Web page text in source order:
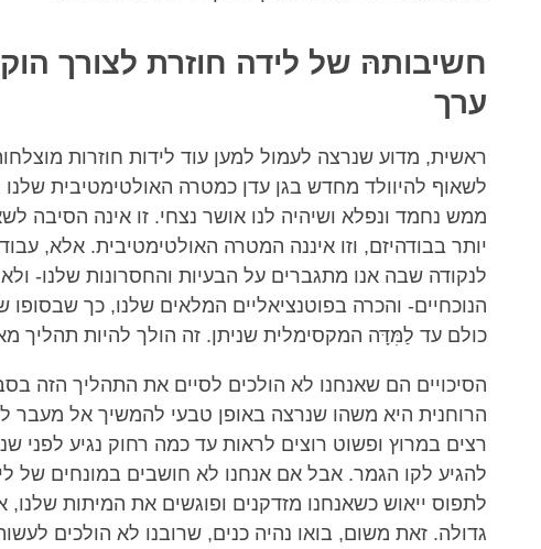
חשיבותהּ של לידה חוזרת לצורך
ערך
ראשית, מדוע שנרצה לעמול למען עוד לידות חוזרות
לשאוף להיוולד מחדש בגן עדן כמטרה האולטימטיבית
ממש נחמד ונפלא ושיהיה לנו אושר נצחי. זו אינה הסיבה
יותר בבודהיזם, וזו איננה המטרה האולטימטיבית. אלא,
לנקודה שבה אנו מתגברים על הבעיות והחסרונות שלנו-
הנוכחיים- והכרה בפוטנציאליים המלאים שלנו, כך שבסופו
כולם עד לַמִּדָּה המקסימלית שניתן. זה הולך להיות תהליך
הסיכויים הם שאנחנו לא הולכים לסיים את התהליך הזה
הרוחנית היא משהו שנרצה באופן טבעי להמשיך אל מעבר
רצים במרוץ ופשוט רוצים לראות עד כמה רחוק נגיע לפני
להגיע לקו הגמר. אבל אם אנחנו לא חושבים במונחים של
לתפוס ייאוש כשאנחנו מזדקנים ופוגשים את המיתות
גדולה. זאת משום, בואו נהיה כנים, שרובנו לא הולכים